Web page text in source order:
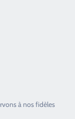
à nos fidèles